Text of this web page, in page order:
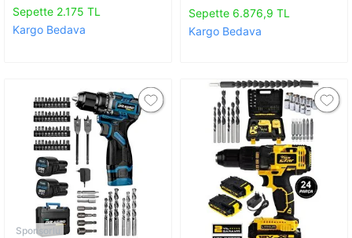
Sepette 2.175 TL
Kargo Bedava
Sepette 6.876,9 TL
Kargo Bedava
Sponsorlu